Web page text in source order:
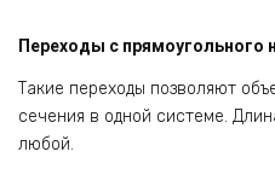
Переходы с прямоугольного
Такие переходы позволяют
сечения в одной системе.
любой.